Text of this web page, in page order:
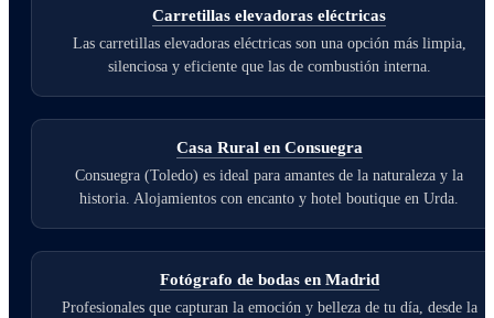
Carretillas elevadoras eléctricas
Las carretillas elevadoras eléctricas son una opción más limpia,
silenciosa y eficiente que las de combustión interna.
Casa Rural en Consuegra
Consuegra (Toledo) es ideal para amantes de la naturaleza y la
historia. Alojamientos con encanto y hotel boutique en Urda.
Fotógrafo de bodas en Madrid
Profesionales que capturan la emoción y belleza de tu día, desde la